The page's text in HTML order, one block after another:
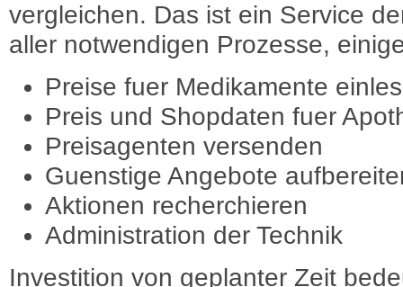
vergleichen. Das ist ein Service
aller notwendigen Prozesse,
Preise fuer Medikamente
Preis und Shopdaten fuer
Preisagenten versenden
Guenstige Angebote
Aktionen recherchieren
Administration der Technik
Investition von geplanter Zeit